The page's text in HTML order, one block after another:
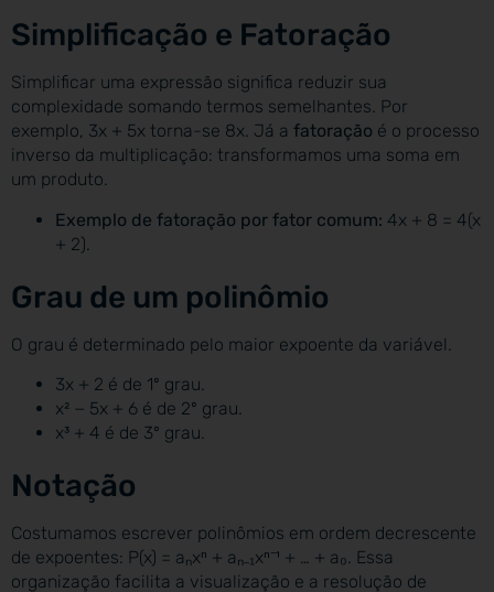
Simplificação e Fatoração
Simplificar uma expressão significa reduzir sua
complexidade somando termos semelhantes. Por
exemplo, 3x + 5x torna-se 8x. Já a fatoração é o processo
inverso da multiplicação: transformamos uma soma em
um produto.
Exemplo de fatoração por fator comum: 4x + 8 = 4(x
+ 2).
Grau de um polinômio
O grau é determinado pelo maior expoente da variável.
3x + 2 é de 1º grau.
x² − 5x + 6 é de 2º grau.
x³ + 4 é de 3º grau.
Notação
Costumamos escrever polinômios em ordem decrescente
de expoentes: P(x) = aₙxⁿ + aₙ₋₁xⁿ⁻¹ + … + a₀. Essa
organização facilita a visualização e a resolução de